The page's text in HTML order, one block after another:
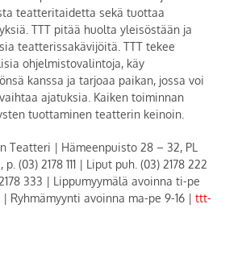
teatteritaidetta sekä tuottaa
TTT pitää huolta yleisöstään ja
teatterissakävijöitä. TTT tekee
ohjelmistovalintoja, käy
kanssa ja tarjoaa paikan, jossa voi
ajatuksia. Kaiken toiminnan
tuottaminen teatterin keinoin.
Teatteri | Hämeenpuisto 28 – 32, PL
(03) 2178 111 | Liput puh. (03) 2178 222
333 | Lippumyymälä avoinna ti-pe
| Ryhmämyynti avoinna ma-pe 9-16 | ttt-